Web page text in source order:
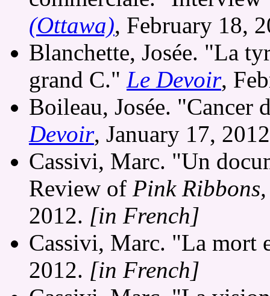
(Ottawa), February 18,
Blanchette, Josée. "La
grand C." Le Devoir,
Boileau, Josée. "Cancer
Devoir, January 17,
Cassivi, Marc. "Un
Review of Pink
2012. [in French]
Cassivi, Marc. "La mort
2012. [in French]